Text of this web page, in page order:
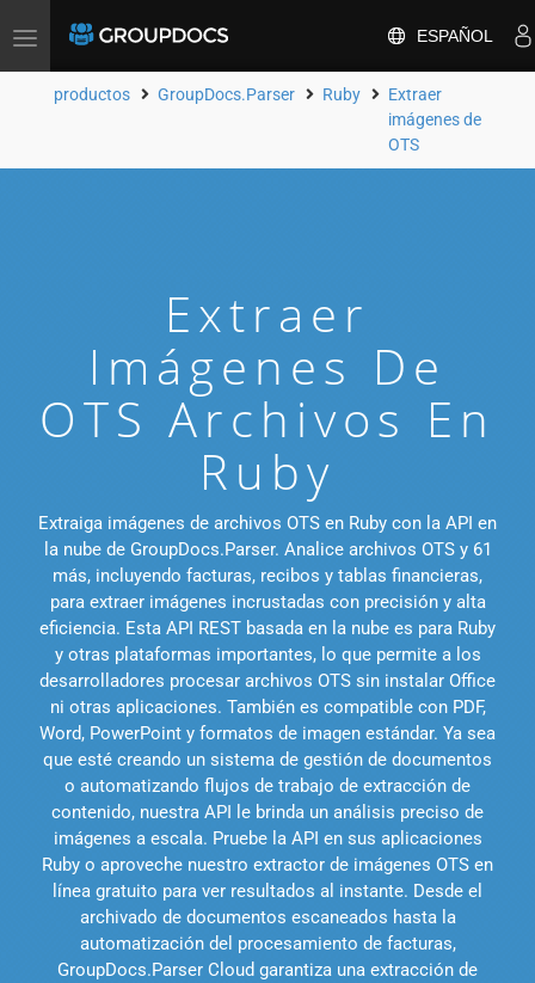
Toggle
ESPAÑOL
productos GroupDocs.Parser Ruby
Extraer
imágenes de
OTS
Extraer
Imágenes De
OTS Archivos En
Ruby
Extraiga imágenes de archivos OTS en Ruby con la API en
la nube de GroupDocs.Parser. Analice archivos OTS y 61
más, incluyendo facturas, recibos y tablas financieras,
para extraer imágenes incrustadas con precisión y alta
eficiencia. Esta API REST basada en la nube es para Ruby
y otras plataformas importantes, lo que permite a los
desarrolladores procesar archivos OTS sin instalar Office
ni otras aplicaciones. También es compatible con PDF,
Word, PowerPoint y formatos de imagen estándar. Ya sea
que esté creando un sistema de gestión de documentos
o automatizando flujos de trabajo de extracción de
contenido, nuestra API le brinda un análisis preciso de
imágenes a escala. Pruebe la API en sus aplicaciones
Ruby o aproveche nuestro extractor de imágenes OTS en
línea gratuito para ver resultados al instante. Desde el
archivado de documentos escaneados hasta la
automatización del procesamiento de facturas,
GroupDocs.Parser Cloud garantiza una extracción de